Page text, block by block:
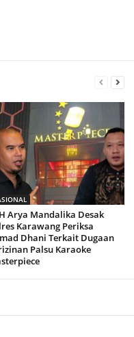
Arya Mandalika Desak
Karawang Periksa
Dhani Terkait Dugaan
Palsu Karaoke